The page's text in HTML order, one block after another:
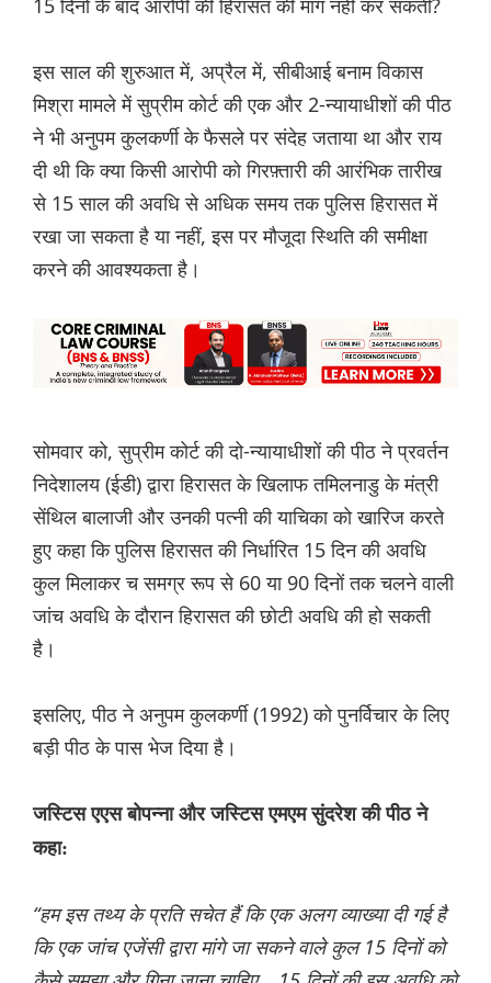
15 दिनों के बाद आरोपी की हिरासत की मांग नहीं कर सकती?
इस साल की शुरुआत में, अप्रैल में, सीबीआई बनाम विकास
मिश्रा मामले में सुप्रीम कोर्ट की एक और 2-न्यायाधीशों की पीठ
ने भी अनुपम कुलकर्णी के फैसले पर संदेह जताया था और राय
दी थी कि क्या किसी आरोपी को गिरफ़्तारी की आरंभिक तारीख
से 15 साल की अवधि से अधिक समय तक पुलिस हिरासत में
रखा जा सकता है या नहीं, इस पर मौजूदा स्थिति की समीक्षा
करने की आवश्यकता है।
सोमवार को, सुप्रीम कोर्ट की दो-न्यायाधीशों की पीठ ने प्रवर्तन
निदेशालय (ईडी) द्वारा हिरासत के खिलाफ तमिलनाडु के मंत्री
सेंथिल बालाजी और उनकी पत्नी की याचिका को खारिज करते
हुए कहा कि पुलिस हिरासत की निर्धारित 15 दिन की अवधि
कुल मिलाकर च समग्र रूप से 60 या 90 दिनों तक चलने वाली
जांच अवधि के दौरान हिरासत की छोटी अवधि की हो सकती
है।
इसलिए, पीठ ने अनुपम कुलकर्णी (1992) को पुनर्विचार के लिए
बड़ी पीठ के पास भेज दिया है।
जस्टिस एएस बोपन्ना और जस्टिस एमएम सुंदरेश की पीठ ने
कहा:
“हम इस तथ्य के प्रति सचेत हैं कि एक अलग व्याख्या दी गई है
कि एक जांच एजेंसी द्वारा मांगे जा सकने वाले कुल 15 दिनों को